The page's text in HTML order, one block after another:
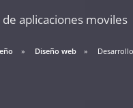
aplicaciones moviles
Diseño web